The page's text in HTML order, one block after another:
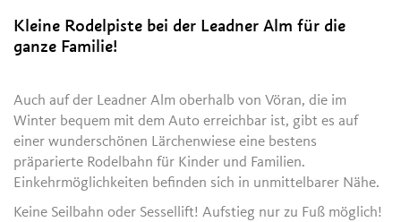
Kleine Rodelpiste bei der Leadner Alm für die
ganze Familie!
Auch auf der Leadner Alm oberhalb von Vöran, die im
Winter bequem mit dem Auto erreichbar ist, gibt es auf
einer wunderschönen Lärchenwiese eine bestens
präparierte Rodelbahn für Kinder und Familien.
Einkehrmöglichkeiten befinden sich in unmittelbarer Nähe.
Keine Seilbahn oder Sessellift! Aufstieg nur zu Fuß möglich!